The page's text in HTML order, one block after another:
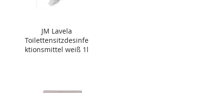
JM Lavela
Toilettensitzdesinfe
ktionsmittel weiß 1l